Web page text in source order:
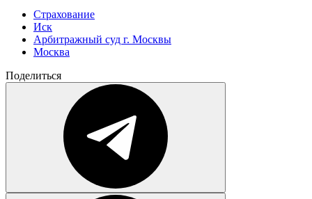
Страхование
Иск
Арбитражный суд г. Москвы
Москва
Поделиться